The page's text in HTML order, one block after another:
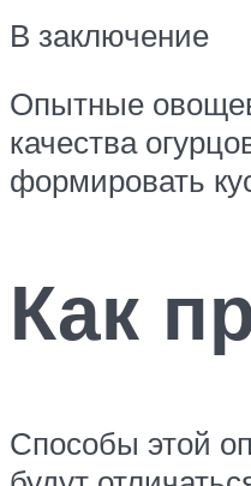
В заключение
Опытные
качества
формировать
Как
Способы этой